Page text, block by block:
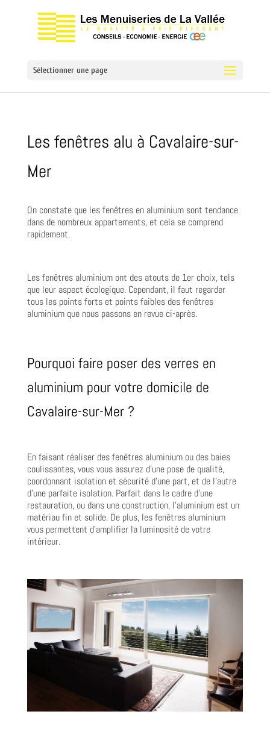
Sélectionner une page
Les fenêtres alu à Cavalaire-sur-
Mer
On constate que les fenêtres en aluminium sont tendance
dans de nombreux appartements, et cela se comprend
rapidement.
Les fenêtres aluminium ont des atouts de 1er choix, tels
que leur aspect écologique. Cependant, il faut regarder
tous les points forts et points faibles des fenêtres
aluminium que nous passons en revue ci-après.
Pourquoi faire poser des verres en
aluminium pour votre domicile de
Cavalaire-sur-Mer ?
En faisant réaliser des fenêtres aluminium ou des baies
coulissantes, vous vous assurez d’une pose de qualité,
coordonnant isolation et sécurité d’une part, et de l’autre
d’une parfaite isolation. Parfait dans le cadre d’une
restauration, ou dans une construction, l’aluminium est un
matériau fin et solide. De plus, les fenêtres aluminium
vous permettent d’amplifier la luminosité de votre
intérieur.